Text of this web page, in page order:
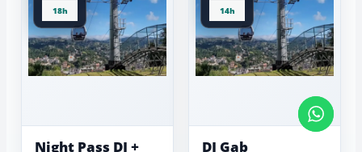
18h
Night Pass DJ +
14h
DJ Gab